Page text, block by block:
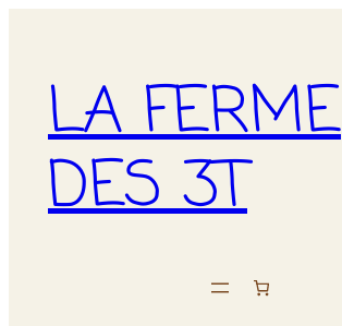
LA FERME
DES 3T